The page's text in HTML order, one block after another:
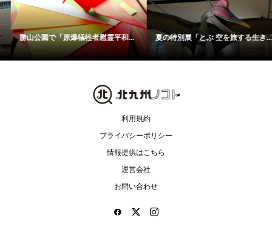
勝山公園で「原爆犠牲者慰霊平和... 夏の特別展「とぶ 空を旅する生き...
利用規約
プライバシーポリシー
情報提供はこちら
運営会社
お問い合わせ